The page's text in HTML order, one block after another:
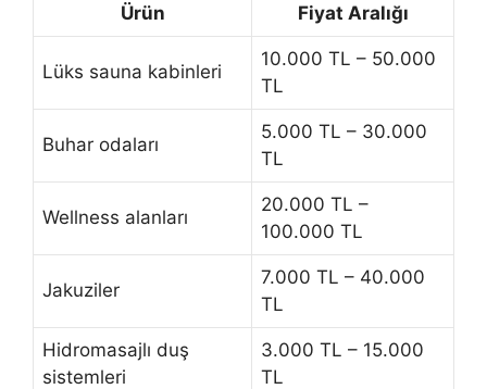
Ürün Fiyat Aralığı
Lüks sauna kabinleri
10.000 TL – 50.000
TL
Buhar odaları
5.000 TL – 30.000
TL
Wellness alanları
20.000 TL –
100.000 TL
Jakuziler
7.000 TL – 40.000
TL
Hidromasajlı duş
sistemleri
3.000 TL – 15.000
TL